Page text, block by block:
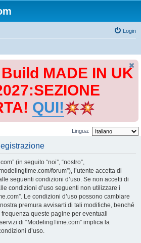
Login
MADE IN UK
QUI!
Lingua:
(in seguito “noi”, “nostro”,
forum”), l’utente accetta di
seguenti condizioni d’uso. Se non accetti di
condizioni d’uso seguenti non utilizzare i
Le condizioni d’uso possono cambiare
premura avvisarti di tali modifiche, benché
queste pagine per eventuali
di “ModelingTime.com” implica la
d’uso.